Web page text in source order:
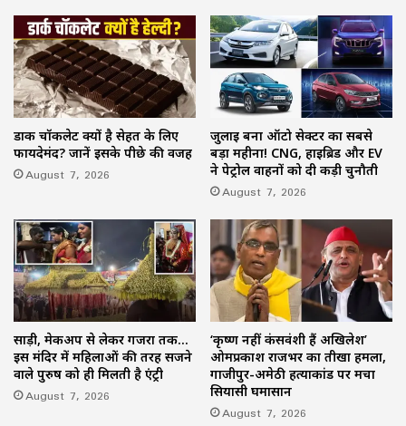
डार्क चॉकलेट क्यों है सेहत के लिए
फायदेमंद? जानें इसके पीछे की वजह
August 7, 2026
जुलाई बना ऑटो सेक्टर का सबसे
बड़ा महीना! CNG, हाइब्रिड और EV
ने पेट्रोल वाहनों को दी कड़ी चुनौती
August 7, 2026
साड़ी, मेकअप से लेकर गजरा तक…
इस मंदिर में महिलाओं की तरह सजने
वाले पुरुष को ही मिलती है एंट्री
August 7, 2026
‘कृष्ण नहीं कंसवंशी हैं अखिलेश’
ओमप्रकाश राजभर का तीखा हमला,
गाजीपुर-अमेठी हत्याकांड पर मचा
सियासी घमासान
August 7, 2026